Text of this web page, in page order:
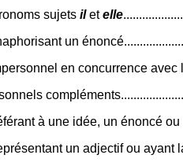
sujets iletelle
un
en concurrence avec
à une idée, un énoncé
un adjectif ou ayant